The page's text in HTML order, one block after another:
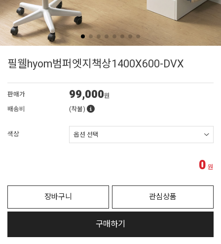
필웰hyom범퍼엣지책상1400X600-DVX
판매가 99,000원
배송비
(착불)
색상
0 원
장바구니 관심상품
구매하기